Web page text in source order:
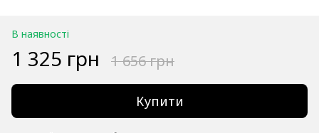
В наявності
1 325 грн 1 656 грн
Купити